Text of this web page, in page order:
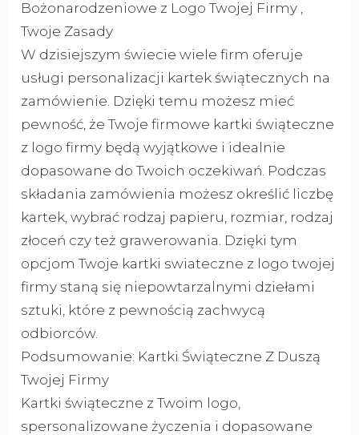
Bożonarodzeniowe z Logo Twojej Firmy ,
Twoje Zasady
W dzisiejszym świecie wiele firm oferuje
usługi personalizacji kartek świątecznych na
zamówienie. Dzięki temu możesz mieć
pewność, że Twoje firmowe kartki świąteczne
z logo firmy będą wyjątkowe i idealnie
dopasowane do Twoich oczekiwań. Podczas
składania zamówienia możesz określić liczbę
kartek, wybrać rodzaj papieru, rozmiar, rodzaj
złoceń czy też grawerowania. Dzięki tym
opcjom Twoje kartki swiateczne z logo twojej
firmy staną się niepowtarzalnymi dziełami
sztuki, które z pewnością zachwycą
odbiorców.
Podsumowanie: Kartki Świąteczne Z Duszą
Twojej Firmy
Kartki świąteczne z Twoim logo,
spersonalizowane życzenia i dopasowane